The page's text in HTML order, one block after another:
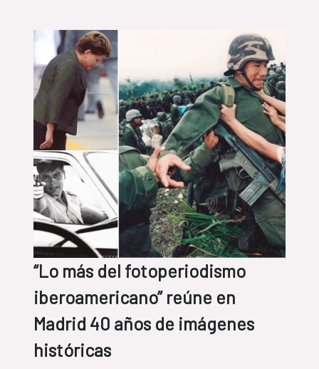
“Lo más del fotoperiodismo
iberoamericano” reúne en
Madrid 40 años de imágenes
históricas